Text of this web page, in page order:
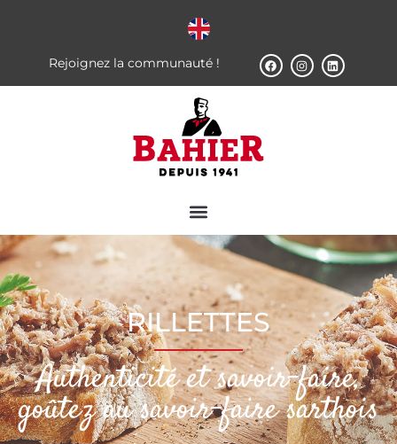
Rejoignez la communauté !
RILLETTES
Authenticité et savoir-faire,
goûtez au savoir-faire sarthois